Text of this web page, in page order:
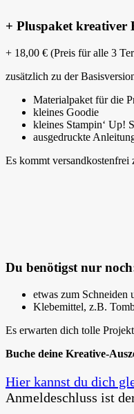
+ Pluspaket kreativer
+ 18,00 € (Preis für alle 3
zusätzlich zu der
Materialpaket für die
kleines Goodie
kleines Stampin‘ Up!
ausgedruckte
Es kommt versandkostenfrei
Du benötigst nur
etwas zum Schneiden
Klebemittel, z.B.
Es erwarten dich tolle
Buche deine Kreative-
Hier kannst du dich
Anmeldeschluss ist